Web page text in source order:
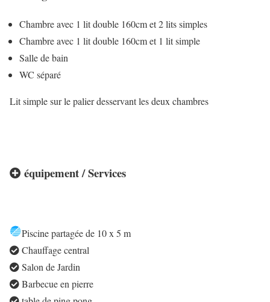
Chambre avec 1 lit double 160cm et 2 lits simples
Chambre avec 1 lit double 160cm et 1 lit simple
Salle de bain
WC séparé
Lit simple sur le palier desservant les deux chambres
équipement / Services
Piscine partagée de 10 x 5 m
Chauffage central
Salon de Jardin
Barbecue en pierre